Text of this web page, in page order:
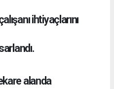
ihtiyaçlarını
alanda